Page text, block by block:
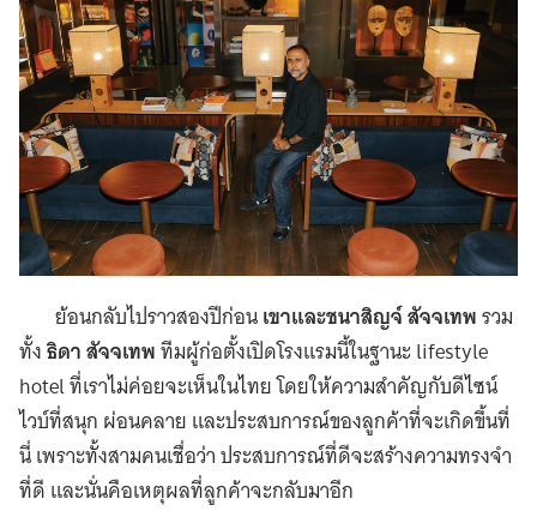
ย้อนกลับไปราวสองปีก่อนเขาและชนาสิญจ์ สัจจเทพรวม
ทั้งธิดา สัจจเทพทีมผู้ก่อตั้งเปิดโรงแรมนี้ในฐานะ lifestyle
hotel ที่เราไม่ค่อยจะเห็นในไทย โดยให้ความสำคัญกับดีไซน์
ไวบ์ที่สนุก ผ่อนคลาย และประสบการณ์ของลูกค้าที่จะเกิดขึ้นที่
นี่ เพราะทั้งสามคนเชื่อว่า ประสบการณ์ที่ดีจะสร้างความทรงจำ
ที่ดี และนั่นคือเหตุผลที่ลูกค้าจะกลับมาอีก